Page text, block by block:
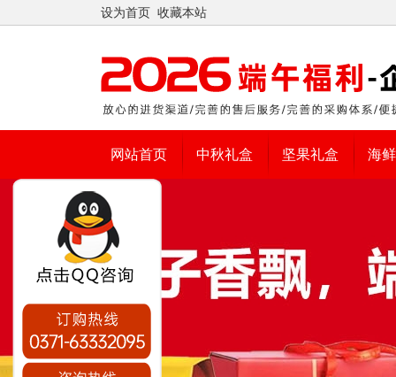
设为首页 收藏本站
网站首页 中秋礼盒 坚果礼盒 海